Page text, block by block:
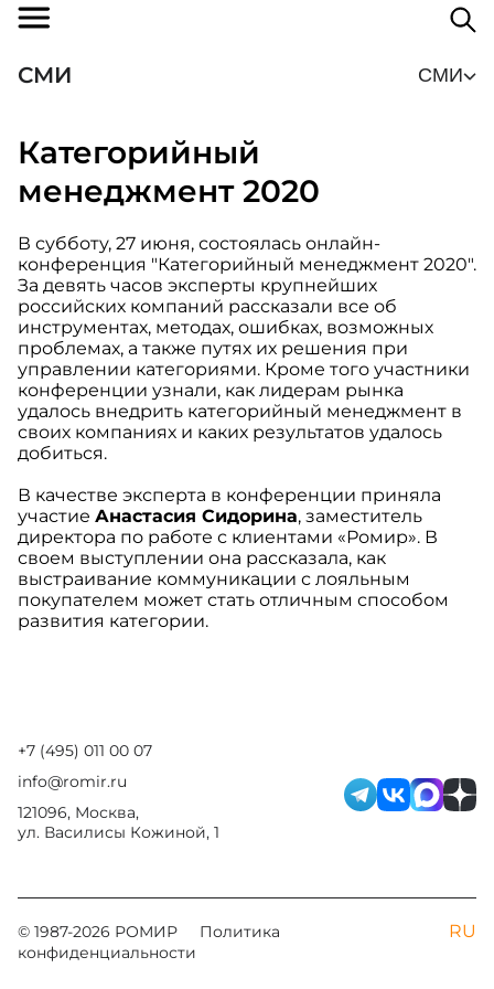
СМИ СМИ
Категорийный
менеджмент 2020
В субботу, 27 июня, состоялась онлайн-
конференция "Категорийный менеджмент 2020".
За девять часов эксперты крупнейших
российских компаний рассказали все об
инструментах, методах, ошибках, возможных
проблемах, а также путях их решения при
управлении категориями. Кроме того участники
конференции узнали, как лидерам рынка
удалось внедрить категорийный менеджмент в
своих компаниях и каких результатов удалось
добиться.
В качестве эксперта в конференции приняла
участие Анастасия Сидорина, заместитель
директора по работе с клиентами «Ромир». В
своем выступлении она рассказала, как
выстраивание коммуникации с лояльным
покупателем может стать отличным способом
развития категории.
+7 (495) 011 00 07
info@romir.ru
121096, Москва,
ул. Василисы Кожиной, 1
© 1987-2026 РОМИР
Политика
конфиденциальности
RU